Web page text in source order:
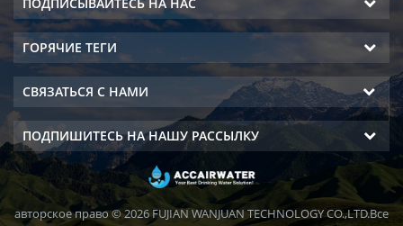
ГОРЯЧИЕ ТЕГИ
СВЯЗАТЬСЯ С НАМИ
ПОДПИШИТЕСЬ НА НАШУ РАССЫЛКУ
авторское право © 2026 FUJIAN WANJUAN TECHNOLOGY CO.,LTD.Все